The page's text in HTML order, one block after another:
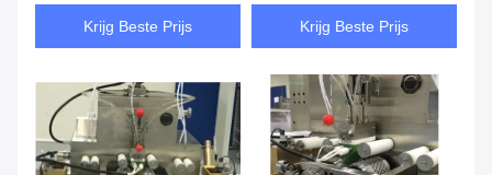
Krijg Beste Prijs Krijg Beste Prijs